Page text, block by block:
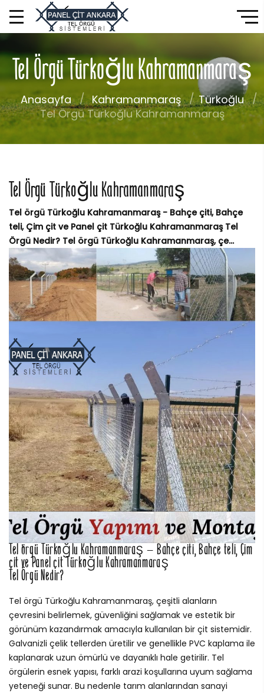
Tel Örgü Türkoğlu Kahramanmaraş
Anasayfa Kahramanmaraş
Türkoğlu
Tel Örgü Türkoğlu Kahramanmaraş
Tel Örgü Türkoğlu Kahramanmaraş
Tel örgü Türkoğlu Kahramanmaraş - Bahçe çiti, Bahçe
teli, Çim çit ve Panel çit Türkoğlu Kahramanmaraş Tel
Örgü Nedir? Tel örgü Türkoğlu Kahramanmaraş, çe...
Tel örgü Türkoğlu Kahramanmaraş – Bahçe çiti, Bahçe teli, Çim
çit ve Panel çit Türkoğlu Kahramanmaraş
Tel Örgü Nedir?
Tel örgü Türkoğlu Kahramanmaraş, çeşitli alanların
çevresini belirlemek, güvenliğini sağlamak ve estetik bir
görünüm kazandırmak amacıyla kullanılan bir çit sistemidir.
Galvanizli çelik tellerden üretilir ve genellikle PVC kaplama ile
kaplanarak uzun ömürlü ve dayanıklı hale getirilir. Tel
örgülerin esnek yapısı, farklı arazi koşullarına uyum sağlama
yeteneği sunar. Bu nedenle tarım alanlarından sanayi